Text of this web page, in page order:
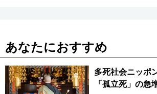
あなたにおすすめ
多死社会ニッポ
「孤立死」の急